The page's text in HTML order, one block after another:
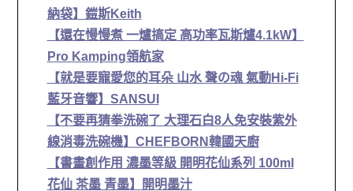
納袋】鎧斯Keith
【還在慢慢煮 一爐搞定 高功率瓦斯爐4.1kW】
Pro Kamping領航家
【就是要寵愛您的耳朵 山水 聲の魂 氣動Hi-Fi
藍牙音響】SANSUI
【不要再猜拳洗碗了 大理石白8人免安裝紫外
線消毒洗碗機】CHEFBORN韓國天廚
【書畫創作用 濃墨等級 開明花仙系列 100ml
花仙 茶墨 青墨】開明墨汁